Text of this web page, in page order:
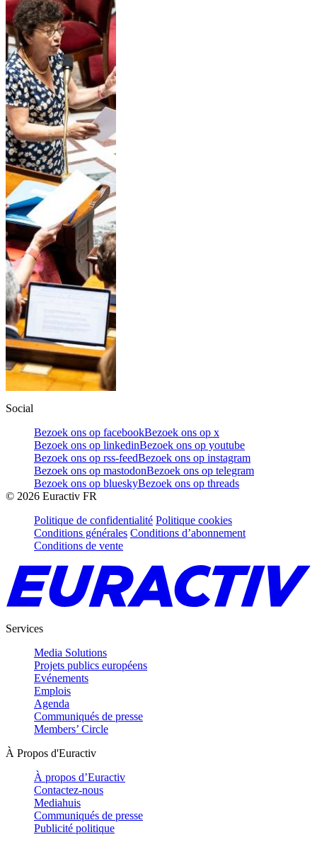
Social
Bezoek ons op facebookBezoek ons op x
Bezoek ons op linkedinBezoek ons op youtube
Bezoek ons op rss-feedBezoek ons op instagram
Bezoek ons op mastodonBezoek ons op telegram
Bezoek ons op blueskyBezoek ons op threads
© 2026 Euractiv FR
Politique de confidentialité Politique cookies
Conditions générales Conditions d’abonnement
Conditions de vente
Services
Media Solutions
Projets publics européens
Evénements
Emplois
Agenda
Communiqués de presse
Members’ Circle
À Propos d'Euractiv
À propos d’Euractiv
Contactez-nous
Mediahuis
Communiqués de presse
Publicité politique